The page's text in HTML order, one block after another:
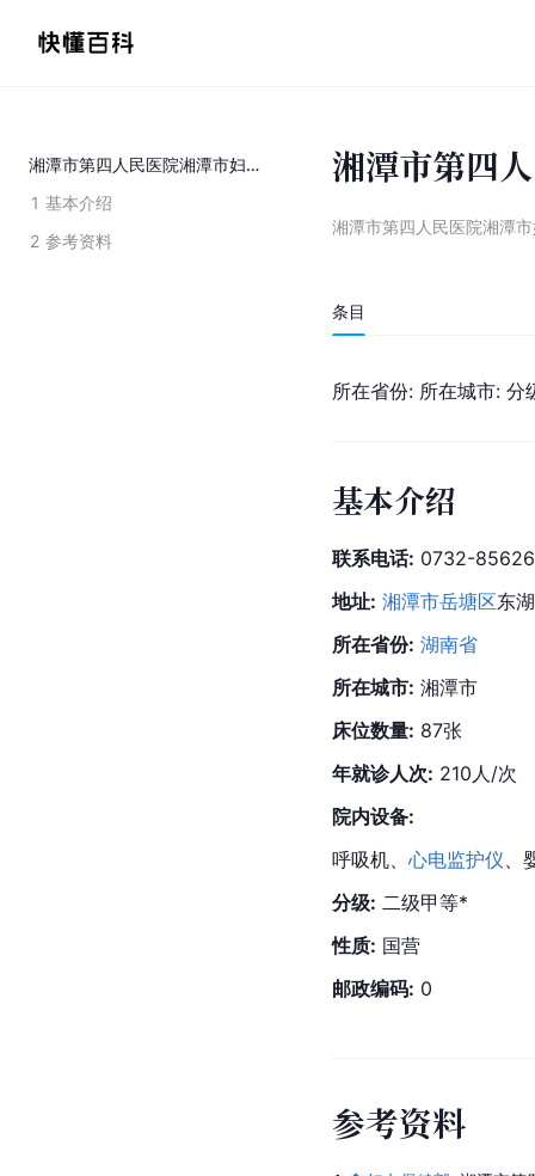
湘潭市第四人民医院湘潭市妇幼保健院
1 基本介绍
2 参考资料
湘潭市第四
湘潭市第四人民医院湘潭
条目
所在省份: 所在城市: 分
基本介绍
联系电话: 0732-
地址: 湘潭市岳塘区东
所在省份: 湖南省
所在城市: 湘潭市
床位数量: 87张
年就诊人次: 210人/次
院内设备:
呼吸机、 心电监护仪
分级: 二级甲等*
性质: 国营
邮政编码: 0
参考资料